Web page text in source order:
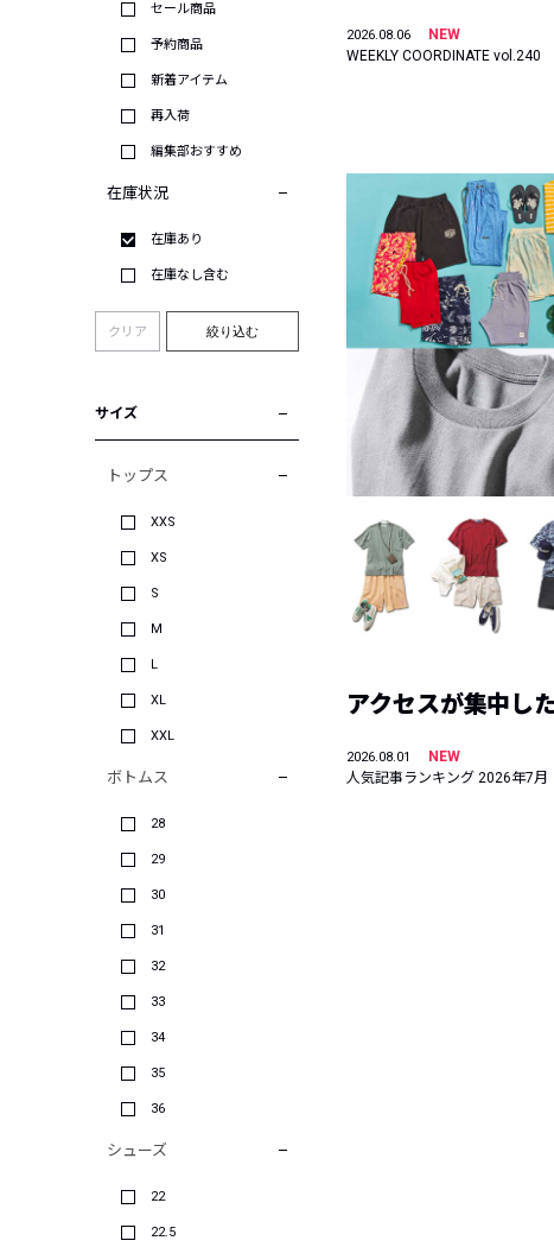
セール商品
予約商品
新着アイテム
再入荷
編集部おすすめ
在庫状況
在庫あり
在庫なし含む
クリア 絞り込む
サイズ
トップス
XXS
XS
S
M
L
XL
XXL
ボトムス
28
29
30
31
32
33
34
35
36
シューズ
22
22.5
2026.08.06
NEW
WEEKLY COORDINATE vol.240
アクセスが集中し
2026.08.01
NEW
人気記事ランキング 2026年7月